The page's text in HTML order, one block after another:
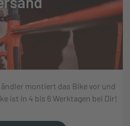
montiert das Bike vor und
ist in 4 bis 6 Werktagen bei Dir!